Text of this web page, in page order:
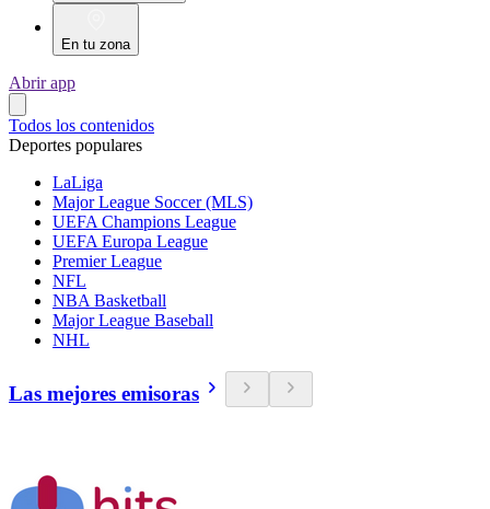
En tu zona
Abrir app
Todos los contenidos
Deportes populares
LaLiga
Major League Soccer (MLS)
UEFA Champions League
UEFA Europa League
Premier League
NFL
NBA Basketball
Major League Baseball
NHL
Las mejores emisoras